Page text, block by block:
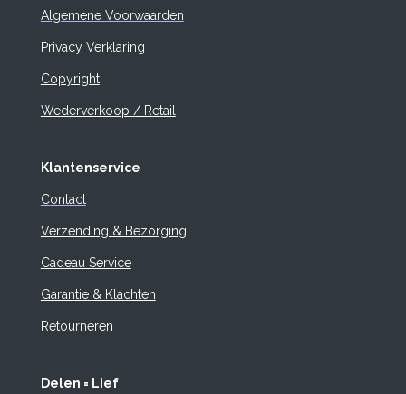
Algemene Voorwaarden
Privacy Verklaring
Copyright
Wederverkoop / Retail
Klantenservice
Contact
Verzending & Bezorging
Cadeau Service
Garantie & Klachten
Retourneren
Delen = Lief